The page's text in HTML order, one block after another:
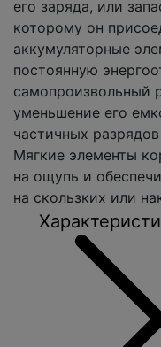
его заряда, или
которому он
аккумуляторные
постоянную
самопроизвольный
уменьшение его
частичных
Мягкие элементы
на ощупь и
на скользких или